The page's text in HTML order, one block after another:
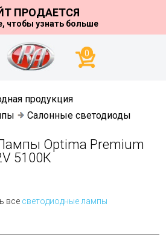
ПРОДАЕТСЯ
чтобы узнать больше
0
продукция
Салонные светодиоды
Optima Premium
5100К
все светодиодные лампы